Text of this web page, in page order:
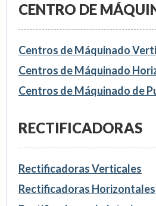
CENTRO DE
Centros de Máquinado
Centros de Máquinado
Centros de Máquinado de
RECTIFICADORAS
Rectificadoras Verticales
Rectificadoras Horizontales